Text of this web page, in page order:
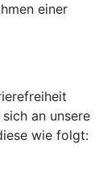
einer
an unsere
wie folgt: